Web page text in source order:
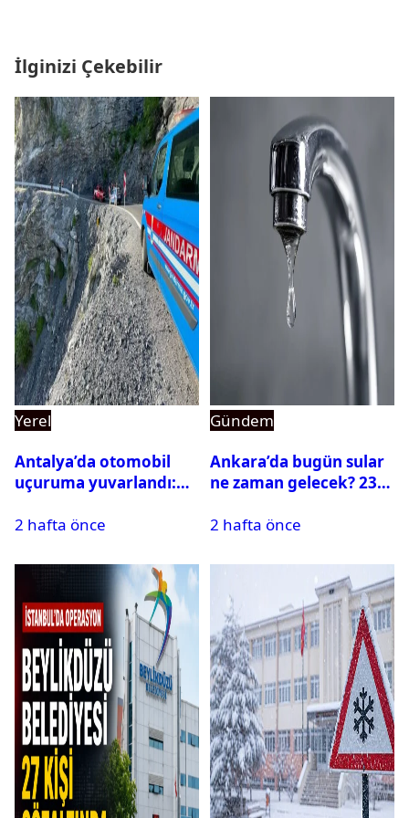
İlginizi Çekebilir
Yerel
Antalya’da otomobil
uçuruma yuvarlandı:
var
2 hafta önce
Gündem
Ankara’da bugün sular
ne zaman gelecek? 23
su kesintisi sorgulama
2 hafta önce